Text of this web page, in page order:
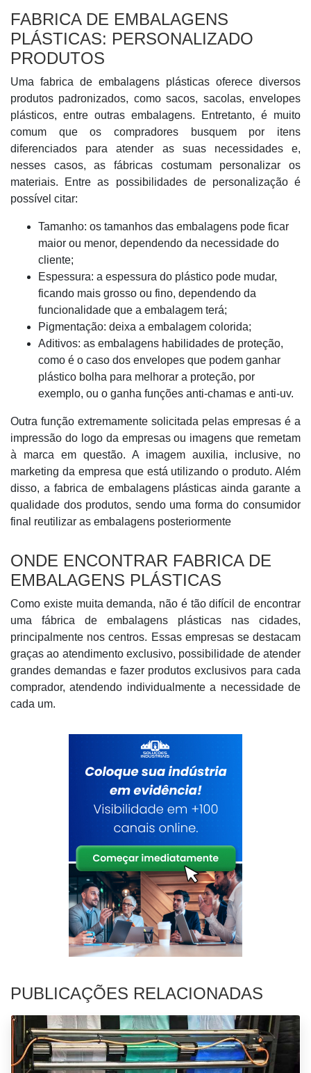
FABRICA DE EMBALAGENS
PLÁSTICAS: PERSONALIZADO
PRODUTOS
Uma fabrica de embalagens plásticas oferece diversos
produtos padronizados, como sacos, sacolas, envelopes
plásticos, entre outras embalagens. Entretanto, é muito
comum que os compradores busquem por itens
diferenciados para atender as suas necessidades e,
nesses casos, as fábricas costumam personalizar os
materiais. Entre as possibilidades de personalização é
possível citar:
Tamanho: os tamanhos das embalagens pode ficar
maior ou menor, dependendo da necessidade do
cliente;
Espessura: a espessura do plástico pode mudar,
ficando mais grosso ou fino, dependendo da
funcionalidade que a embalagem terá;
Pigmentação: deixa a embalagem colorida;
Aditivos: as embalagens habilidades de proteção,
como é o caso dos envelopes que podem ganhar
plástico bolha para melhorar a proteção, por
exemplo, ou o ganha funções anti-chamas e anti-uv.
Outra função extremamente solicitada pelas empresas é a
impressão do logo da empresas ou imagens que remetam
à marca em questão. A imagem auxilia, inclusive, no
marketing da empresa que está utilizando o produto. Além
disso, a fabrica de embalagens plásticas ainda garante a
qualidade dos produtos, sendo uma forma do consumidor
final reutilizar as embalagens posteriormente
ONDE ENCONTRAR FABRICA DE
EMBALAGENS PLÁSTICAS
Como existe muita demanda, não é tão difícil de encontrar
uma fábrica de embalagens plásticas nas cidades,
principalmente nos centros. Essas empresas se destacam
graças ao atendimento exclusivo, possibilidade de atender
grandes demandas e fazer produtos exclusivos para cada
comprador, atendendo individualmente a necessidade de
cada um.
PUBLICAÇÕES RELACIONADAS